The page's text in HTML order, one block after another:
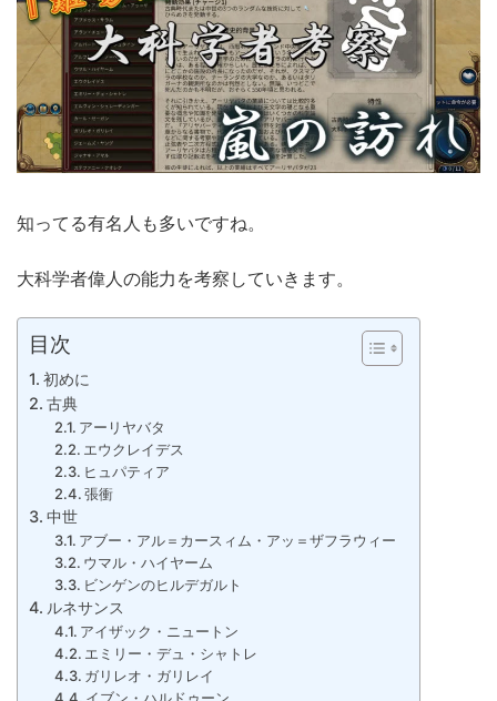
知ってる有名人も多いですね。
大科学者偉人の能力を考察していきます。
目次
初めに
古典
アーリヤバタ
エウクレイデス
ヒュパティア
張衝
中世
アブー・アル＝カースィム・アッ＝ザフラウィー
ウマル・ハイヤーム
ビンゲンのヒルデガルト
ルネサンス
アイザック・ニュートン
エミリー・デュ・シャトレ
ガリレオ・ガリレイ